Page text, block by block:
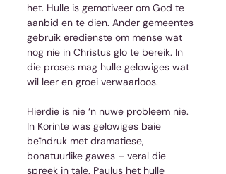
het. Hulle is gemotiveer om God te
aanbid en te dien. Ander gemeentes
gebruik eredienste om mense wat
nog nie in Christus glo te bereik. In
die proses mag hulle gelowiges wat
wil leer en groei verwaarloos.
Hierdie is nie ‘n nuwe probleem nie.
In Korinte was gelowiges baie
beïndruk met dramatiese,
bonatuurlike gawes – veral die
spreek in tale. Paulus het hulle